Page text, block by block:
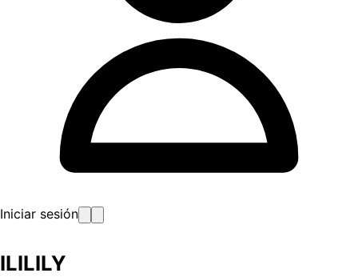
Iniciar sesión
ILILILY